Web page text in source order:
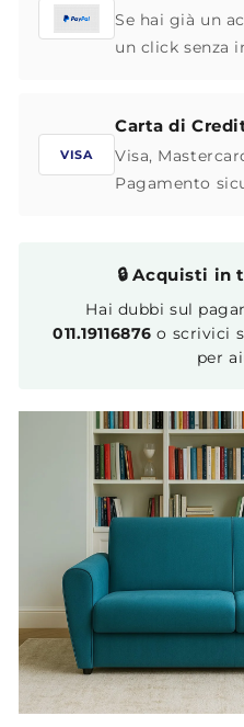
Se hai già un
un click senza
VISA
Carta di
Visa,
Pagamento
🔒 Acquisti in
Hai dubbi sul
011.19116876 o scrivici
per